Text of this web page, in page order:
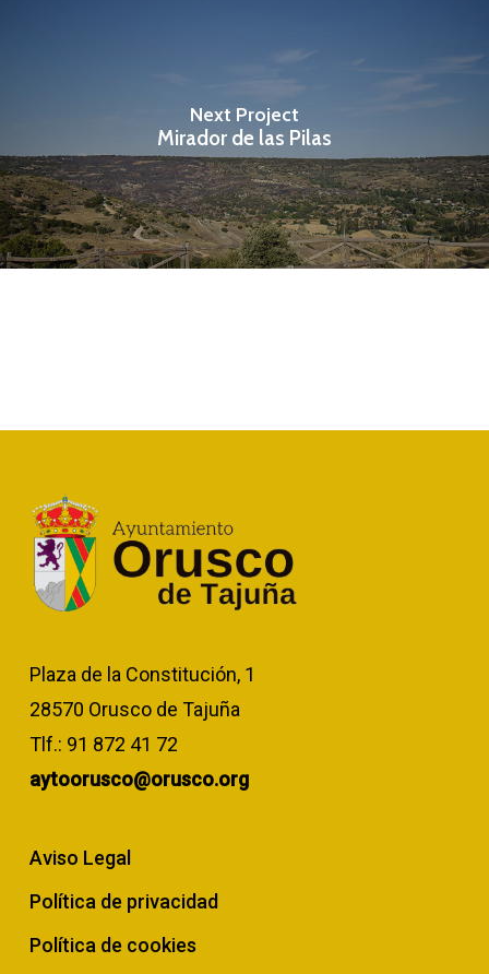
Next Project
Mirador de las Pilas
Plaza de la Constitución, 1
28570 Orusco de Tajuña
Tlf.: 91 872 41 72
aytoorusco@orusco.org
Aviso Legal
Política de privacidad
Política de cookies